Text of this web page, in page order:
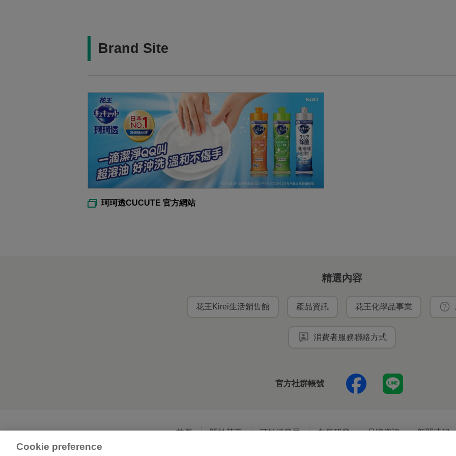
Brand Site
珂珂透CUCUTE 官方網站
精選內容
花王Kirei生活銷售館 產品資訊 花王化學品事業
消費者服務聯絡方式
官方社群帳號
首頁 關於花王 可持續發展 創新研發 品牌資訊 新聞速報
Cookie preference